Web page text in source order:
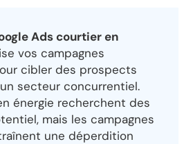
Ads courtier en
vos campagnes
cibler des prospects
secteur concurrentiel.
énergie recherchent des
mais les campagnes
une déperdition